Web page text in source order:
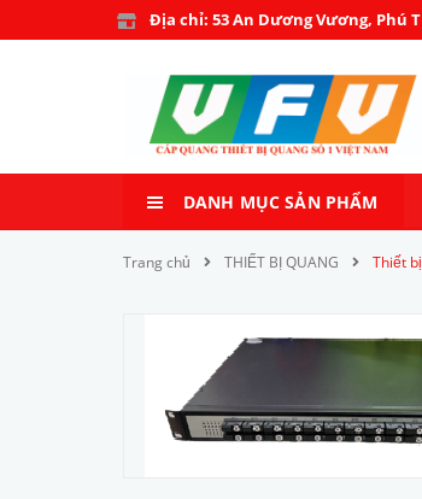
Địa chỉ: 53 An Dương Vương, Phú
DANH MỤC SẢN PHẨM
Trang chủ THIẾT BỊ QUANG Thiết